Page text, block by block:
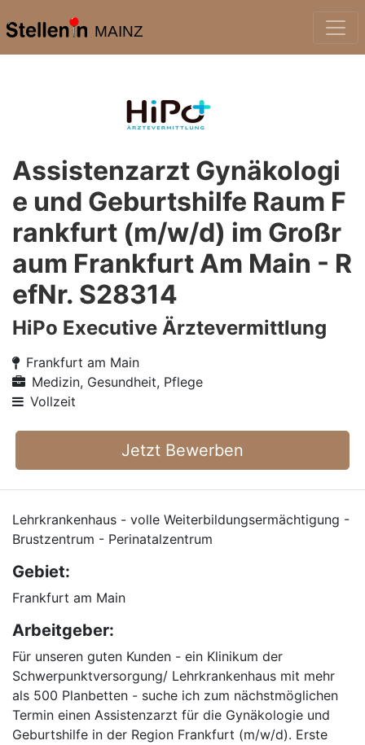
MAINZ
Assistenzarzt Gynäkologi
e und Geburtshilfe Raum F
rankfurt (m/w/d) im Großr
aum Frankfurt Am Main - R
efNr. S28314
HiPo Executive Ärztevermittlung
Frankfurt am Main
Medizin, Gesundheit, Pflege
Vollzeit
Jetzt Bewerben
Lehrkrankenhaus - volle Weiterbildungsermächtigung -
Brustzentrum - Perinatalzentrum
Gebiet:
Frankfurt am Main
Arbeitgeber:
Für unseren guten Kunden - ein Klinikum der
Schwerpunktversorgung/ Lehrkrankenhaus mit mehr
als 500 Planbetten - suche ich zum nächstmöglichen
Termin einen Assistenzarzt für die Gynäkologie und
Geburtshilfe in der Region Frankfurt (m/w/d). Erste